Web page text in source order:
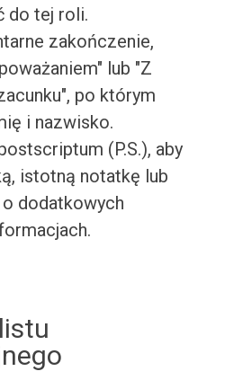
do tej roli.
zakończenie,
lub "Z
po którym
i nazwisko.
(P.S.), aby
istotną notatkę lub
dodatkowych